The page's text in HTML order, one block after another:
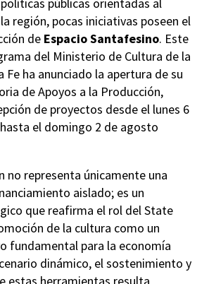
región, pocas iniciativas poseen el
de Espacio Santafesino. Este
del Ministerio de Cultura de la
Fe ha anunciado la apertura de su
de Apoyos a la Producción,
de proyectos desde el lunes 6
el domingo 2 de agosto
no representa únicamente una
aislado; es un
que reafirma el rol del State
de la cultura como un
fundamental para la economía
dinámico, el sostenimiento y